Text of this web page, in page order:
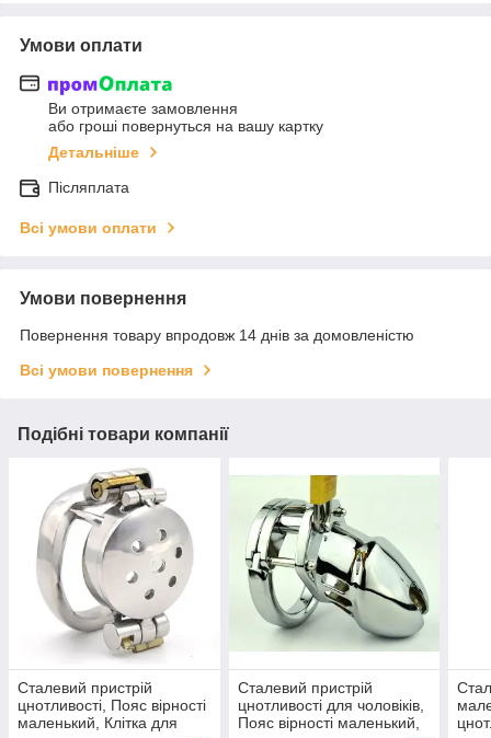
Умови оплати
Ви отримаєте замовлення
або гроші повернуться на вашу картку
Детальніше
Післяплата
Всі умови оплати
Умови повернення
Повернення товару впродовж 14 днів за домовленістю
Всі умови повернення
Подібні товари компанії
Сталевий пристрій
цнотливості, Пояс вірності
маленький, Клітка для
Сталевий пристрій
цнотливості для чоловіків,
Пояс вірності маленький,